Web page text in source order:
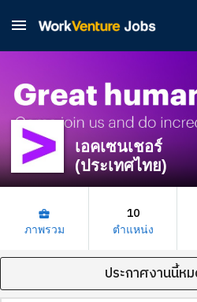

เอคเซนเชอร์
(ประเทศไทย)
business_center
ภาพรวม
10
ตำแหน่ง
ประกาศงานนี้ห